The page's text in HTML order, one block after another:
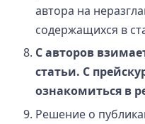
автора на
содержащихся в
С авторов
статьи. С
ознакомиться в
Решение о